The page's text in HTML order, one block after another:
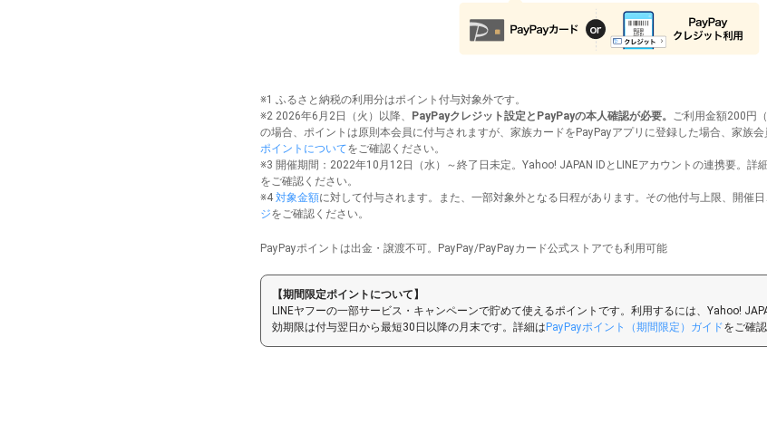
※1 ふるさと納税の利用分はポイント付与対象外です。
※2 2026年6月2日（火）以降、
PayPayクレジット設定とPayPayの本人確認が必要。 ご利用金額200円
の場合、ポイントは原則本会員に付与されますが、家族カードをPayPayアプリに登録した場合、家族
ポイントについてをご確認ください。
※3 開催期間：2022年10月12日（水）～終了日未定。Yahoo! JAPAN IDとLINEアカウントの連携要。詳
をご確認ください。
※4 対象金額に対して付与されます。また、一部対象外となる日程があります。その他付与上限、開催
ジをご確認ください。
PayPayポイントは出金・譲渡不可。PayPay/PayPayカード公式ストアでも利用可能
【期間限定ポイントについて】
LINEヤフーの一部サービス・キャンペーンで貯めて使えるポイントです。利用するには、Yahoo!
効期限は付与翌日から最短30日以降の月末です。詳細は PayPayポイント（期間限定）ガイドをご確